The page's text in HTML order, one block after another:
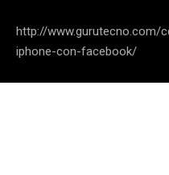
http://
iphone-con-facebook/